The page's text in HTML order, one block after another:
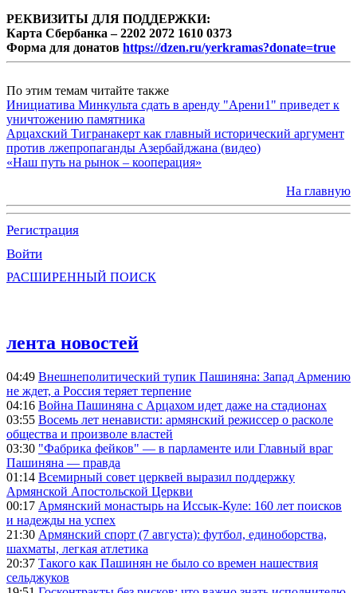
РЕКВИЗИТЫ ДЛЯ ПОДДЕРЖКИ:
Карта Сбербанка – 2202 2072 1610 0373
Форма для донатов https://dzen.ru/yerkramas?donate=true
По этим темам читайте также
Инициатива Минкульта сдать в аренду "Арени1" приведет к
уничтожению памятника
Арцахский Тигранакерт как главный исторический аргумент
против лжепропаганды Азербайджана (видео)
«Наш путь на рынок – кооперация»
На главную
Регистрация
Войти
РАСШИРЕННЫЙ ПОИСК
лента новостей
04:49 Внешнеполитический тупик Пашиняна: Запад Армению
не ждет, а Россия теряет терпение
04:16 Война Пашиняна с Арцахом идет даже на стадионах
03:55 Восемь лет ненависти: армянский режиссер о расколе
общества и произволе властей
03:30 "Фабрика фейков" — в парламенте или Главный враг
Пашиняна — правда
01:14 Всемирный совет церквей выразил поддержку
Армянской Апостольской Церкви
00:17 Армянский монастырь на Иссык-Куле: 160 лет поисков
и надежды на успех
21:30 Армянский спорт (7 августа): футбол, единоборства,
шахматы, легкая атлетика
20:37 Такого как Пашинян не было со времен нашествия
сельджуков